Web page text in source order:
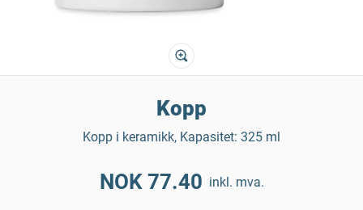
Kopp
Kopp i keramikk, Kapasitet: 325 ml
NOK 77.40 inkl. mva.